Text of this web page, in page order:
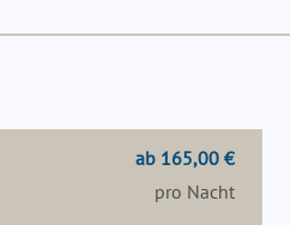
ab 165,00 €
pro Nacht